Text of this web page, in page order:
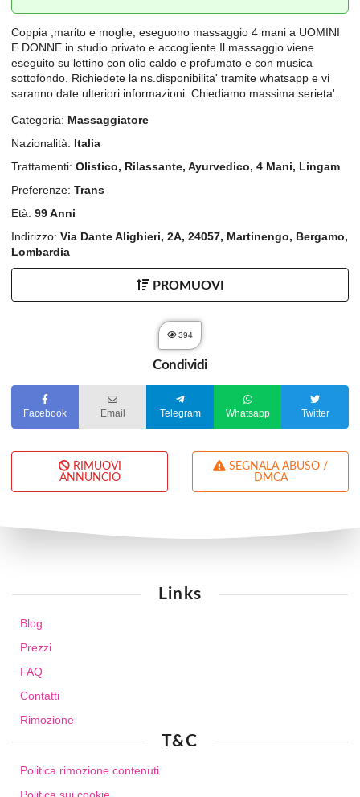
Coppia ,marito e moglie, eseguono massaggio 4 mani a UOMINI
E DONNE in studio privato e accogliente.Il massaggio viene
eseguito su lettino con olio caldo e profumato e con musica
sottofondo. Richiedete la ns.disponibilita' tramite whatsapp e vi
saranno date ulteriori informazioni .Chiediamo massima serieta'.
Categoria: Massaggiatore
Nazionalità: Italia
Trattamenti: Olistico, Rilassante, Ayurvedico, 4 Mani, Lingam
Preferenze: Trans
Età: 99 Anni
Indirizzo: Via Dante Alighieri, 2A, 24057, Martinengo, Bergamo,
Lombardia
PROMUOVI
394
Condividi
Facebook Email Telegram Whatsapp Twitter
RIMUOVI
ANNUNCIO
DMCA
Links
Blog
Prezzi
FAQ
Contatti
Rimozione
T&C
Politica rimozione contenuti